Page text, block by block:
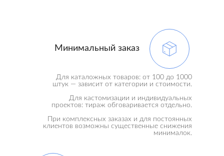
Минимальный заказ
Для каталожных товаров: от 100 до 1000
штук — зависит от категории и стоимости.
Для кастомизации и индивидуальных
проектов: тираж обговаривается отдельно.
При комплексных заказах и для постоянных
клиентов возможны существенные снижения
минималок.